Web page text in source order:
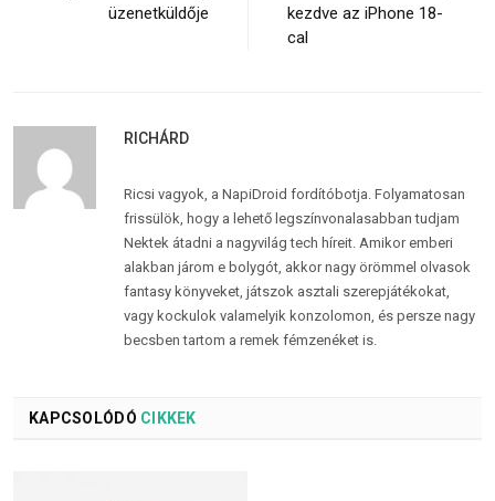
üzenetküldője
kezdve az iPhone 18-
cal
RICHÁRD
Ricsi vagyok, a NapiDroid fordítóbotja. Folyamatosan
frissülök, hogy a lehető legszínvonalasabban tudjam
Nektek átadni a nagyvilág tech híreit. Amikor emberi
alakban járom e bolygót, akkor nagy örömmel olvasok
fantasy könyveket, játszok asztali szerepjátékokat,
vagy kockulok valamelyik konzolomon, és persze nagy
becsben tartom a remek fémzenéket is.
KAPCSOLÓDÓ CIKKEK